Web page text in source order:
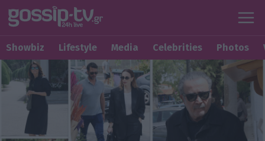
Showbiz Lifestyle Media Celebrities Photos